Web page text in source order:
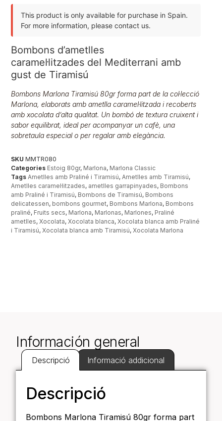
This product is only available for purchase in Spain.
For more information, please contact us.
Bombons d’ametlles
caramel·litzades del Mediterrani amb
gust de Tiramisú
Bombons Marlona Tiramisú 80gr forma part de la col·lecció
Marlona, elaborats amb ametlla caramel·litzada i recoberts
amb xocolata d’alta qualitat. Un bombó de textura cruixent i
sabor equilibrat, ideal per acompanyar un cafè, una
sobretaula especial o per regalar amb elegància.
SKUMMTR080
Categories Estoig 80gr, Marlona, Marlona Classic
Tags Ametlles amb Praliné i Tiramisú, Ametlles amb Tiramisú,
Ametlles caramel·litzades, ametlles garrapinyades, Bombons
amb Praliné i Tiramisú, Bombons de Tiramisú, Bombons
delicatessen, bombons gourmet, Bombons Marlona, Bombons
praliné, Fruits secs, Marlona, Marlonas, Marlones, Praliné
ametlles,Xocolata,Xocolata blanca,Xocolata blanca amb Praliné
i Tiramisú,Xocolata blanca amb Tiramisú,Xocolata Marlona
Información general
Descripció Informació addicional
Descripció
Bombons Marlona Tiramisú 80gr forma part